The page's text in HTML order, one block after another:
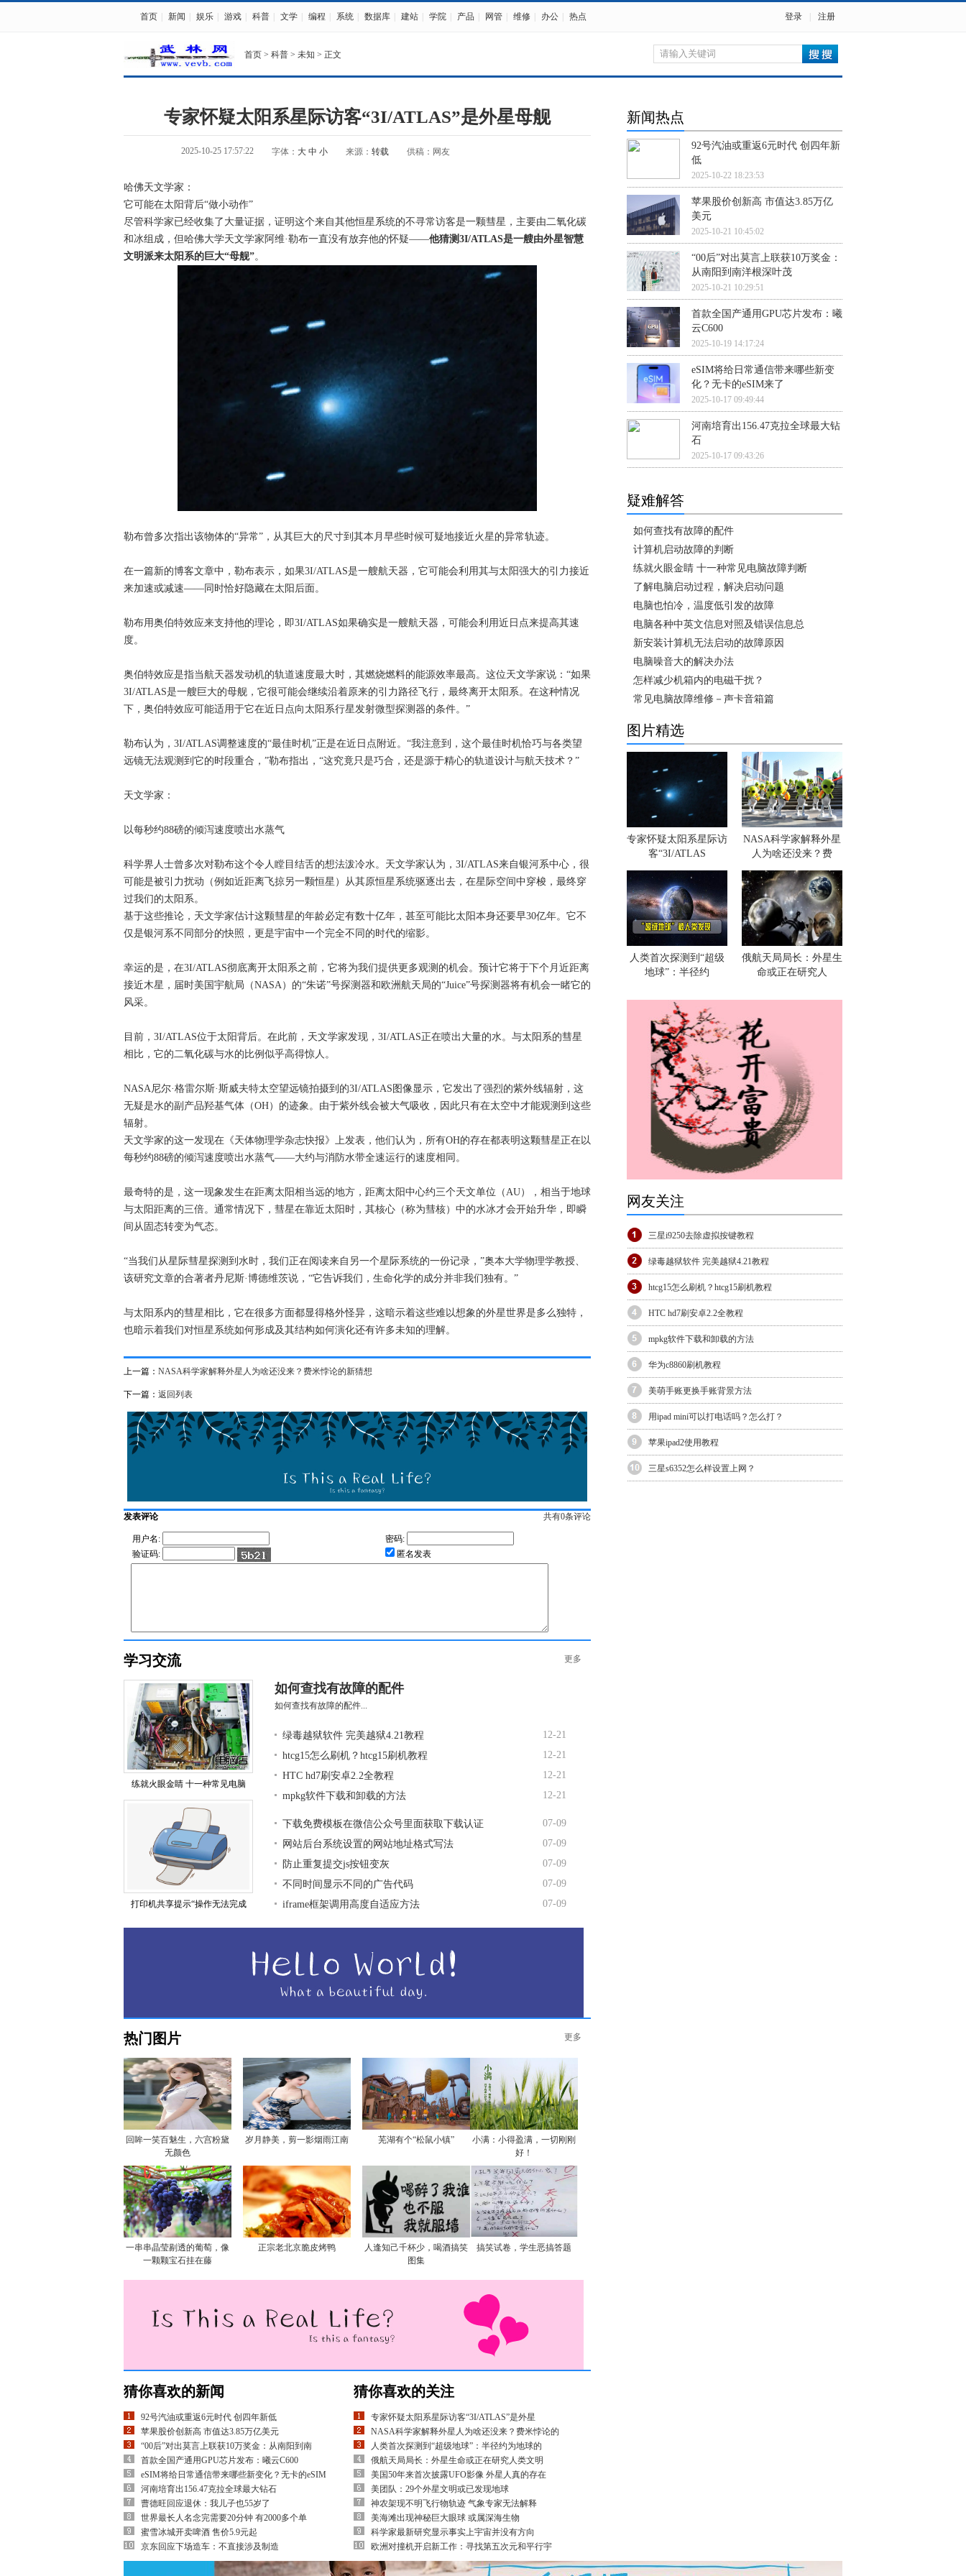
首页 新闻 娱乐 游戏 科普 文学 编程 系统 数据库 建站 学院 产品 网管 维修 办公 热点 登录 注册
首页 > 科普 > 未知 > 正文
专家怀疑太阳系星际访客“3I/ATLAS”是外星母舰
2025-10-25 17:57:22 字体： 大 中 小 来源： 转载 供稿：网友
哈佛天文学家：
它可能在太阳背后“做小动作”
尽管科学家已经收集了大量证据，证明这个来自其他恒星系统的不寻常访客是一颗彗星，主要由二氧化碳
和冰组成，但哈佛大学天文学家阿维·勒布一直没有放弃他的怀疑——他猜测3I/ATLAS是一艘由外星智慧
文明派来太阳系的巨大“母舰”。
勒布曾多次指出该物体的“异常”，从其巨大的尺寸到其本月早些时候可疑地接近火星的异常轨迹。
在一篇新的博客文章中，勒布表示，如果3I/ATLAS是一艘航天器，它可能会利用其与太阳强大的引力接近
来加速或减速——同时恰好隐藏在太阳后面。
勒布用奥伯特效应来支持他的理论，即3I/ATLAS如果确实是一艘航天器，可能会利用近日点来提高其速
度。
奥伯特效应是指当航天器发动机的轨道速度最大时，其燃烧燃料的能源效率最高。这位天文学家说：“如果
3I/ATLAS是一艘巨大的母舰，它很可能会继续沿着原来的引力路径飞行，最终离开太阳系。在这种情况
下，奥伯特效应可能适用于它在近日点向太阳系行星发射微型探测器的条件。”
勒布认为，3I/ATLAS调整速度的“最佳时机”正是在近日点附近。“我注意到，这个最佳时机恰巧与各类望
远镜无法观测到它的时段重合，”勒布指出，“这究竟只是巧合，还是源于精心的轨道设计与航天技术？”
天文学家：
以每秒约88磅的倾泻速度喷出水蒸气
科学界人士曾多次对勒布这个令人瞠目结舌的想法泼冷水。天文学家认为，3I/ATLAS来自银河系中心，很
可能是被引力扰动（例如近距离飞掠另一颗恒星）从其原恒星系统驱逐出去，在星际空间中穿梭，最终穿
过我们的太阳系。
基于这些推论，天文学家估计这颗彗星的年龄必定有数十亿年，甚至可能比太阳本身还要早30亿年。它不
仅是银河系不同部分的快照，更是宇宙中一个完全不同的时代的缩影。
幸运的是，在3I/ATLAS彻底离开太阳系之前，它将为我们提供更多观测的机会。预计它将于下个月近距离
接近木星，届时美国宇航局（NASA）的“朱诺”号探测器和欧洲航天局的“Juice”号探测器将有机会一睹它的
风采。
目前，3I/ATLAS位于太阳背后。在此前，天文学家发现，3I/ATLAS正在喷出大量的水。与太阳系的彗星
相比，它的二氧化碳与水的比例似乎高得惊人。
NASA尼尔·格雷尔斯·斯威夫特太空望远镜拍摄到的3I/ATLAS图像显示，它发出了强烈的紫外线辐射，这
无疑是水的副产品羟基气体（OH）的迹象。由于紫外线会被大气吸收，因此只有在太空中才能观测到这些
辐射。
天文学家的这一发现在《天体物理学杂志快报》上发表，他们认为，所有OH的存在都表明这颗彗星正在以
每秒约88磅的倾泻速度喷出水蒸气——大约与消防水带全速运行的速度相同。
最奇特的是，这一现象发生在距离太阳相当远的地方，距离太阳中心约三个天文单位（AU），相当于地球
与太阳距离的三倍。通常情况下，彗星在靠近太阳时，其核心（称为彗核）中的水冰才会开始升华，即瞬
间从固态转变为气态。
“当我们从星际彗星探测到水时，我们正在阅读来自另一个星际系统的一份记录，”奥本大学物理学教授、
该研究文章的合著者丹尼斯·博德维茨说，“它告诉我们，生命化学的成分并非我们独有。”
与太阳系内的彗星相比，它在很多方面都显得格外怪异，这暗示着这些难以想象的外星世界是多么独特，
也暗示着我们对恒星系统如何形成及其结构如何演化还有许多未知的理解。
上一篇： NASA科学家解释外星人为啥还没来？费米悖论的新猜想
下一篇： 返回列表
发表评论 共有0条评论
用户名:
密码:
验证码:
匿名发表
学习交流 更多
练就火眼金睛 十一种常见电脑
打印机共享提示“操作无法完成
如何查找有故障的配件
如何查找有故障的配件...
绿毒越狱软件 完美越狱4.21教程
12-21
htcg15怎么刷机？htcg15刷机教程
12-21
HTC hd7刷安卓2.2全教程
12-21
mpkg软件下载和卸载的方法
12-21
下载免费模板在微信公众号里面获取下载认证
07-09
网站后台系统设置的网站地址格式写法
07-09
防止重复提交js按钮变灰
07-09
不同时间显示不同的广告代码
07-09
iframe框架调用高度自适应方法
07-09
热门图片 更多
回眸一笑百魅生，六宫粉黛
无颜色
岁月静美，剪一影烟雨江南 芜湖有个“松鼠小镇”
小满：小得盈满，一切刚刚
好！
一串串晶莹剔透的葡萄，像
一颗颗宝石挂在藤
正宗老北京脆皮烤鸭
人逢知己千杯少，喝酒搞笑
图集
搞笑试卷，学生恶搞答题
猜你喜欢的新闻
92号汽油或重返6元时代 创四年新低
苹果股价创新高 市值达3.85万亿美元
“00后”对出莫言上联获10万奖金：从南阳到南
首款全国产通用GPU芯片发布：曦云C600
eSIM将给日常通信带来哪些新变化？无卡的eSIM
河南培育出156.47克拉全球最大钻石
曹德旺回应退休：我儿子也55岁了
世界最长人名念完需要20分钟 有2000多个单
蜜雪冰城开卖啤酒 售价5.9元起
京东回应下场造车：不直接涉及制造
猜你喜欢的关注
专家怀疑太阳系星际访客“3I/ATLAS”是外星
NASA科学家解释外星人为啥还没来？费米悖论的
人类首次探测到“超级地球”：半径约为地球的
俄航天局局长：外星生命或正在研究人类文明
美国50年来首次披露UFO影像 外星人真的存在
美团队：29个外星文明或已发现地球
神农架现不明飞行物轨迹 气象专家无法解释
美海滩出现神秘巨大眼球 或属深海生物
科学家最新研究显示事实上宇宙并没有方向
欧洲对撞机开启新工作：寻找第五次元和平行宇
新闻热点
92号汽油或重返6元时代 创四年新
低
2025-10-22 18:23:53
苹果股价创新高 市值达3.85万亿
美元
2025-10-21 10:45:02
“00后”对出莫言上联获10万奖金：
从南阳到南洋根深叶茂
2025-10-21 10:29:51
首款全国产通用GPU芯片发布：曦
云C600
2025-10-19 14:17:24
eSIM将给日常通信带来哪些新变
化？无卡的eSIM来了
2025-10-17 09:49:44
河南培育出156.47克拉全球最大钻
石
2025-10-17 09:43:26
疑难解答
如何查找有故障的配件
计算机启动故障的判断
练就火眼金睛 十一种常见电脑故障判断
了解电脑启动过程，解决启动问题
电脑也怕冷，温度低引发的故障
电脑各种中英文信息对照及错误信息总
新安装计算机无法启动的故障原因
电脑噪音大的解决办法
怎样减少机箱内的电磁干扰？
常见电脑故障维修－声卡音箱篇
图片精选
专家怀疑太阳系星际访
客“3I/ATLAS
NASA科学家解释外星
人为啥还没来？费
人类首次探测到“超级
地球”：半径约
俄航天局局长：外星生
命或正在研究人
网友关注
三星i9250去除虚拟按键教程
绿毒越狱软件 完美越狱4.21教程
htcg15怎么刷机？htcg15刷机教程
HTC hd7刷安卓2.2全教程
mpkg软件下载和卸载的方法
华为c8860刷机教程
美萌手账更换手账背景方法
用ipad mini可以打电话吗？怎么打？
苹果ipad2使用教程
三星s6352怎么样设置上网？